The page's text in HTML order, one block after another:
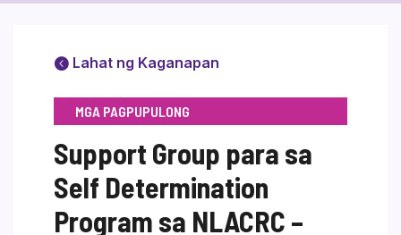
Lahat ng Kaganapan
MGA PAGPUPULONG
Support Group para sa
Self Determination
Program sa NLACRC –